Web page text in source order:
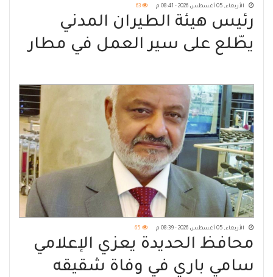
الأربعاء, 05 أغسطس 2026 - 08:41 م 63
رئيس هيئة الطيران المدني
يطّلع على سير العمل في مطار
الأربعاء, 05 أغسطس 2026 - 08:39 م 65
محافظ الحديدة يعزي الإعلامي
سامي باري في وفاة شقيقه